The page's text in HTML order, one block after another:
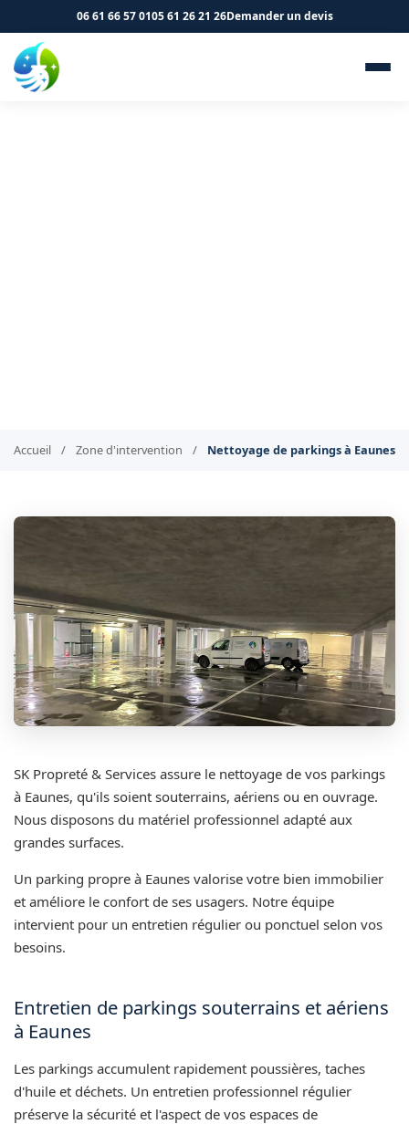
06 61 66 57 0105 61 26 21 26Demander un devis
Accueil / Zone d'intervention / Nettoyage de parkings à Eaunes
SK Propreté & Services assure le nettoyage de vos parkings
à Eaunes, qu'ils soient souterrains, aériens ou en ouvrage.
Nous disposons du matériel professionnel adapté aux
grandes surfaces.
Un parking propre à Eaunes valorise votre bien immobilier
et améliore le confort de ses usagers. Notre équipe
intervient pour un entretien régulier ou ponctuel selon vos
besoins.
Entretien de parkings souterrains et aériens
à Eaunes
Les parkings accumulent rapidement poussières, taches
d'huile et déchets. Un entretien professionnel régulier
préserve la sécurité et l'aspect de vos espaces de